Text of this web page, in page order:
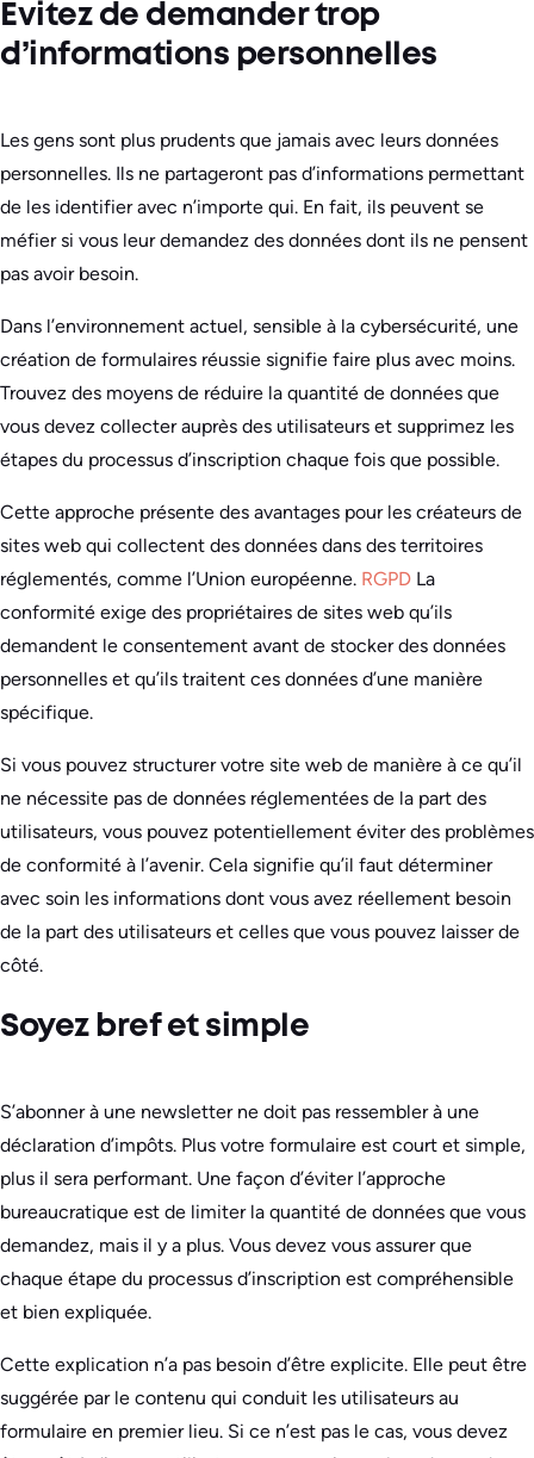
Évitez de demander trop
d’informations personnelles
Les gens sont plus prudents que jamais avec leurs données
personnelles. Ils ne partageront pas d’informations permettant
de les identifier avec n’importe qui. En fait, ils peuvent se
méfier si vous leur demandez des données dont ils ne pensent
pas avoir besoin.
Dans l’environnement actuel, sensible à la cybersécurité, une
création de formulaires réussie signifie faire plus avec moins.
Trouvez des moyens de réduire la quantité de données que
vous devez collecter auprès des utilisateurs et supprimez les
étapes du processus d’inscription chaque fois que possible.
Cette approche présente des avantages pour les créateurs de
sites web qui collectent des données dans des territoires
réglementés, comme l’Union européenne. RGPD La
conformité exige des propriétaires de sites web qu’ils
demandent le consentement avant de stocker des données
personnelles et qu’ils traitent ces données d’une manière
spécifique.
Si vous pouvez structurer votre site web de manière à ce qu’il
ne nécessite pas de données réglementées de la part des
utilisateurs, vous pouvez potentiellement éviter des problèmes
de conformité à l’avenir. Cela signifie qu’il faut déterminer
avec soin les informations dont vous avez réellement besoin
de la part des utilisateurs et celles que vous pouvez laisser de
côté.
Soyez bref et simple
S’abonner à une newsletter ne doit pas ressembler à une
déclaration d’impôts. Plus votre formulaire est court et simple,
plus il sera performant. Une façon d’éviter l’approche
bureaucratique est de limiter la quantité de données que vous
demandez, mais il y a plus. Vous devez vous assurer que
chaque étape du processus d’inscription est compréhensible
et bien expliquée.
Cette explication n’a pas besoin d’être explicite. Elle peut être
suggérée par le contenu qui conduit les utilisateurs au
formulaire en premier lieu. Si ce n’est pas le cas, vous devez